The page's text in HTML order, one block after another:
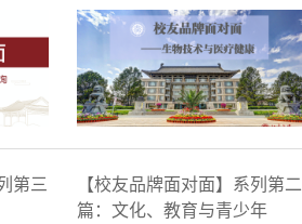
第三
【校友品牌面对面】系列第二
篇：文化、教育与青少年